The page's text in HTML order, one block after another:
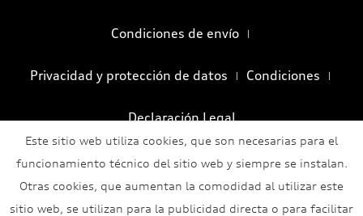
Condiciones de envío
Privacidad y protección de datos Condiciones
Declaración Legal
Este sitio web utiliza cookies, que son necesarias para el
funcionamiento técnico del sitio web y siempre se instalan.
Otras cookies, que aumentan la comodidad al utilizar este
sitio web, se utilizan para la publicidad directa o para facilitar